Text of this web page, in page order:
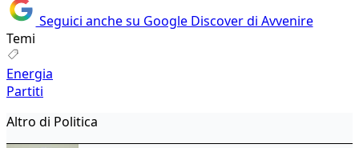
Seguici anche su Google Discover di Avvenire
Temi
Energia
Partiti
Altro di Politica